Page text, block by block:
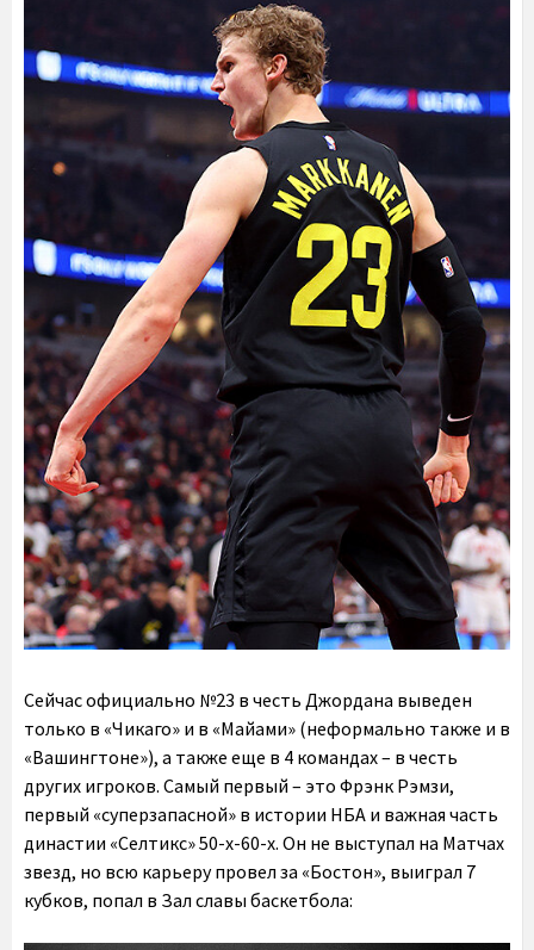
Сейчас официально №23 в честь Джордана выведен
только в «Чикаго» и в «Майами» (неформально также и в
«Вашингтоне»), а также еще в 4 командах – в честь
других игроков. Самый первый – это Фрэнк Рэмзи,
первый «суперзапасной» в истории НБА и важная часть
династии «Селтикс» 50-х-60-х. Он не выступал на Матчах
звезд, но всю карьеру провел за «Бостон», выиграл 7
кубков, попал в Зал славы баскетбола: